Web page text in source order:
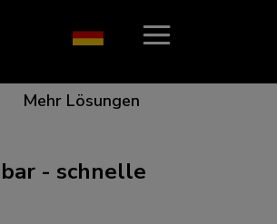
Mehr Lösungen
- schnelle